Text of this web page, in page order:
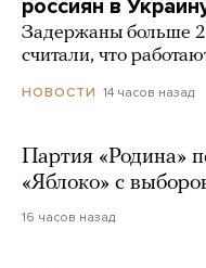
россиян в
Задержаны больше
считали, что
НОВОСТИ 14 часов назад
Партия «Родина»
«Яблоко» с
16 часов назад